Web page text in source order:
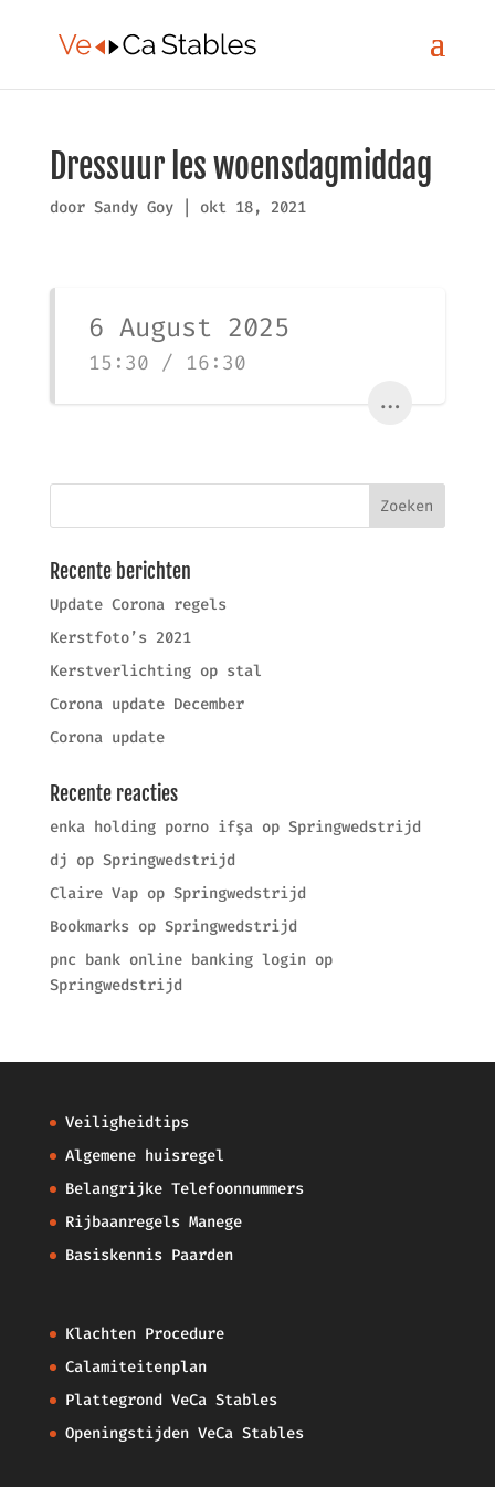
Dressuur les woensdagmiddag
door Sandy Goy| okt 18, 2021
6 August 2025
15:30 / 16:30
...
Recente berichten
Update Corona regels
Kerstfoto’s 2021
Kerstverlichting op stal
Corona update December
Corona update
Recente reacties
enka holding porno ifşaop Springwedstrijd
dj op Springwedstrijd
Claire Vapop Springwedstrijd
Bookmarks op Springwedstrijd
pnc bank online banking loginop
Springwedstrijd
Veiligheidtips
Algemene huisregel
Belangrijke Telefoonnummers
Rijbaanregels Manege
Basiskennis Paarden
Klachten Procedure
Calamiteitenplan
Plattegrond VeCa Stables
Openingstijden VeCa Stables